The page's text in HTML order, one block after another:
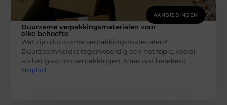
AANBIEDINGEN
Duurzame verpakkingsmaterialen voor
elke behoefte
Wat zijn duurzame verpakkingsmaterialen?
Duurzaamheid is tegenwoordig een hot topic, vooral
als het gaat om verpakkingen. Maar wat betekent
Snapfact